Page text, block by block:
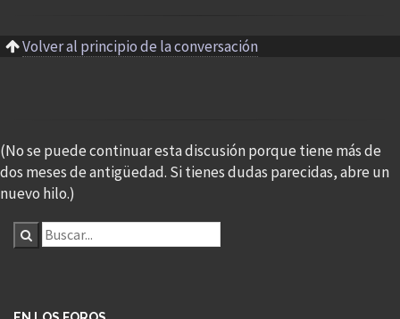
Volver al principio de la conversación
(No se puede continuar esta discusión porque tiene más de
dos meses de antigüedad. Si tienes dudas parecidas, abre un
nuevo hilo.)